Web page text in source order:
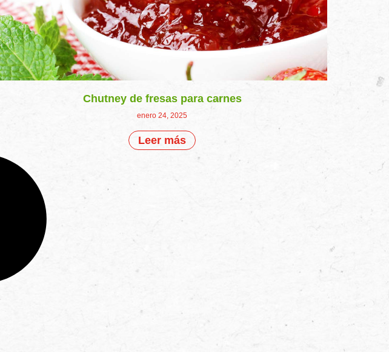
Chutney de fresas para carnes
enero 24, 2025
Leer más